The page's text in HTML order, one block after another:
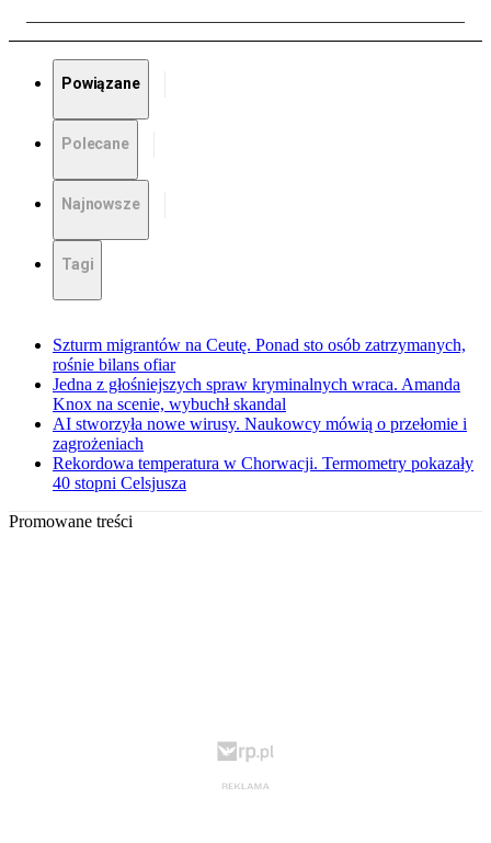
Powiązane
Polecane
Najnowsze
Tagi
Szturm migrantów na Ceutę. Ponad sto osób zatrzymanych,
rośnie bilans ofiar
Jedna z głośniejszych spraw kryminalnych wraca. Amanda
Knox na scenie, wybuchł skandal
AI stworzyła nowe wirusy. Naukowcy mówią o przełomie i
zagrożeniach
Rekordowa temperatura w Chorwacji. Termometry pokazały
40 stopni Celsjusza
Promowane treści